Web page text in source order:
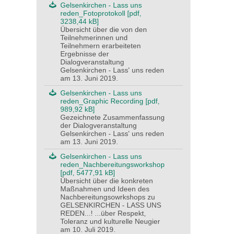
Gelsenkirchen - Lass uns
reden_Fotoprotokoll [pdf,
3238,44 kB]
Übersicht über die von den
Teilnehmerinnen und
Teilnehmern erarbeiteten
Ergebnisse der
Dialogveranstaltung
Gelsenkirchen - Lass' uns reden
am 13. Juni 2019.
Gelsenkirchen - Lass uns
reden_Graphic Recording [pdf,
989,92 kB]
Gezeichnete Zusammenfassung
der Dialogveranstaltung
Gelsenkirchen - Lass' uns reden
am 13. Juni 2019.
Gelsenkirchen - Lass uns
reden_Nachbereitungsworkshop
[pdf, 5477,91 kB]
Übersicht über die konkreten
Maßnahmen und Ideen des
Nachbereitungsowrkshops zu
GELSENKIRCHEN - LASS UNS
REDEN...! ...über Respekt,
Toleranz und kulturelle Neugier
am 10. Juli 2019.